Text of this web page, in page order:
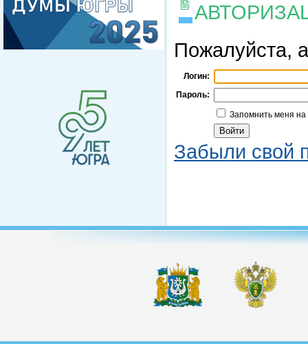
Пожалуйста,
Логин:
Пароль:
Запомнить меня
Забыли свой